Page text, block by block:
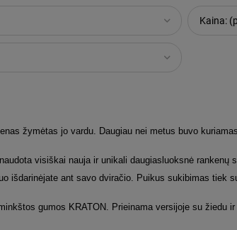
Kaina:
žymėtas jo vardu. Daugiau nei metus buvo
visiškai nauja ir unikali daugiasluoksnė
išdarinėjate ant savo dviračio. Puikus sukibimas tiek
gumos KRATON. Prieinama versijoje su žiedu